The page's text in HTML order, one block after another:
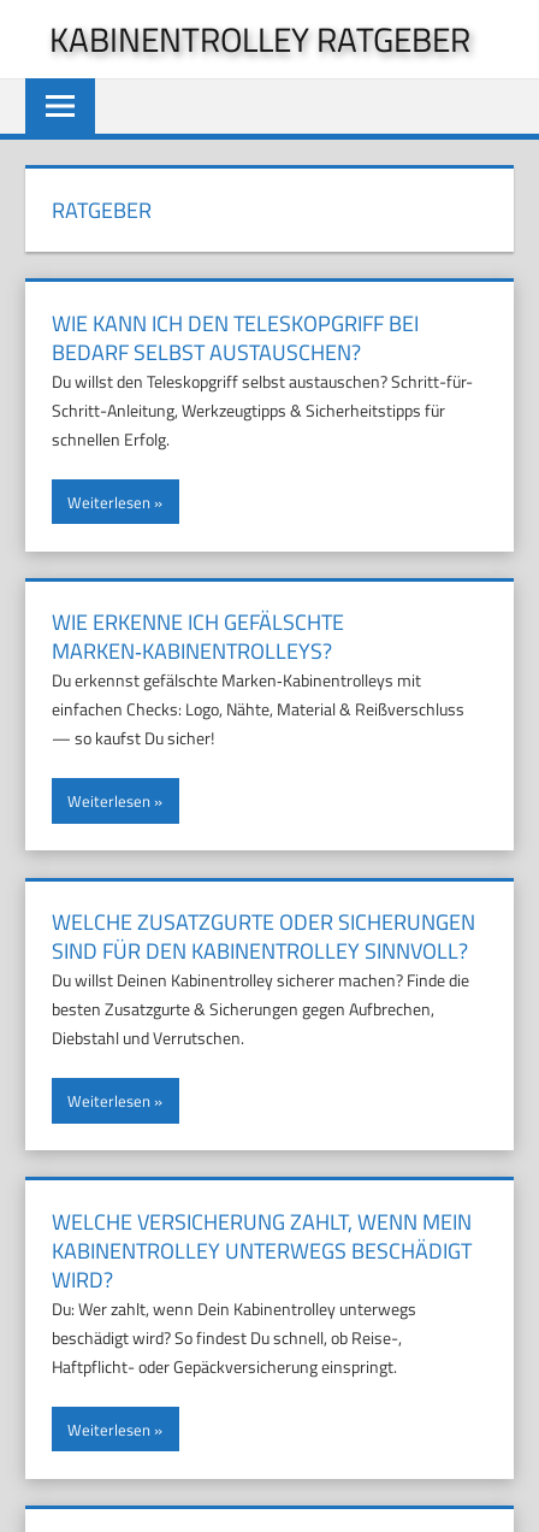
springen
KABINENTROLLEY RATGEBER
RATGEBER
WIE KANN ICH DEN TELESKOPGRIFF BEI
BEDARF SELBST AUSTAUSCHEN?
Du willst den Teleskopgriff selbst austauschen? Schritt-für-
Schritt-Anleitung, Werkzeugtipps & Sicherheitstipps für
schnellen Erfolg.
Weiterlesen
WIE ERKENNE ICH GEFÄLSCHTE
MARKEN‑KABINENTROLLEYS?
Du erkennst gefälschte Marken‑Kabinentrolleys mit
einfachen Checks: Logo, Nähte, Material & Reißverschluss
— so kaufst Du sicher!
Weiterlesen
WELCHE ZUSATZGURTE ODER SICHERUNGEN
SIND FÜR DEN KABINENTROLLEY SINNVOLL?
Du willst Deinen Kabinentrolley sicherer machen? Finde die
besten Zusatzgurte & Sicherungen gegen Aufbrechen,
Diebstahl und Verrutschen.
Weiterlesen
WELCHE VERSICHERUNG ZAHLT, WENN MEIN
KABINENTROLLEY UNTERWEGS BESCHÄDIGT
WIRD?
Du: Wer zahlt, wenn Dein Kabinentrolley unterwegs
beschädigt wird? So findest Du schnell, ob Reise-,
Haftpflicht- oder Gepäckversicherung einspringt.
Weiterlesen